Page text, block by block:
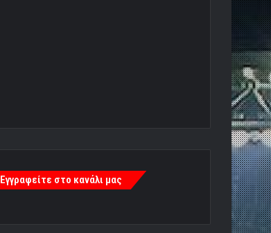
Εγγραφείτε στο κανάλι μας